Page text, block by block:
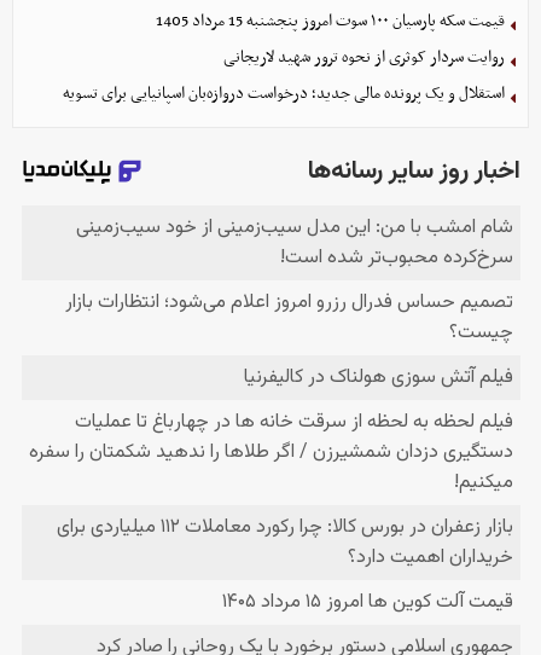
قیمت سکه پارسیان ۱۰۰ سوت امروز پنجشنبه 15 مرداد 1405
روایت سردار کوثری از نحوه ترور شهید لاریجانی
استقلال و یک پرونده مالی جدید؛ درخواست دروازه‌بان اسپانیایی برای تسویه